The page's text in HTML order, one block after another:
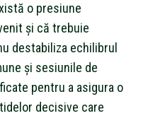
o presiune
și că trebuie
destabiliza echilibrul
și sesiunile de
pentru a asigura o
decisive care